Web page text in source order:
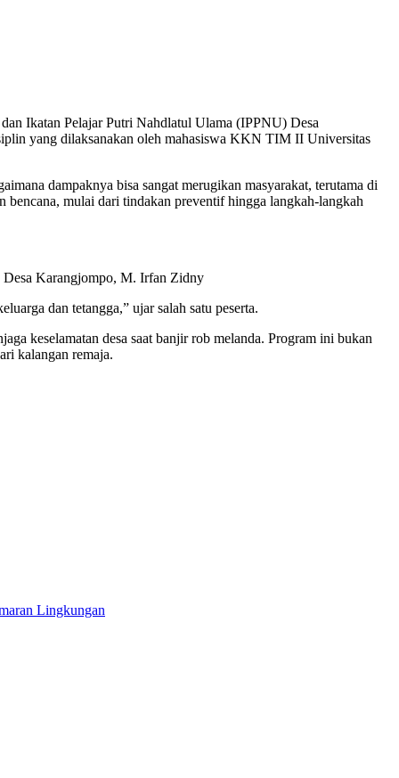
Ikatan Pelajar Putri Nahdlatul Ulama (IPPNU) Desa
yang dilaksanakan oleh mahasiswa KKN TIM II Universitas
dampaknya bisa sangat merugikan masyarakat, terutama di
mulai dari tindakan preventif hingga langkah-langkah
Desa Karangjompo, M. Irfan Zidny
dan tetangga,” ujar salah satu peserta.
keselamatan desa saat banjir rob melanda. Program ini bukan
kalangan remaja.
Lingkungan